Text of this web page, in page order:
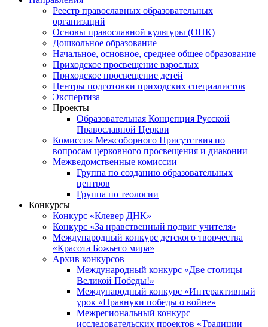
Реестр православных образовательных
организаций
Основы православной культуры (ОПК)
Дошкольное образование
Начальное, основное, среднее общее образование
Приходское просвещение взрослых
Приходское просвещение детей
Центры подготовки приходских специалистов
Экспертиза
Проекты
Образовательная Концепция Русской
Православной Церкви
Комиссия Межсоборного Присутствия по
вопросам церковного просвещения и диаконии
Межведомственные комиссии
Группа по созданию образовательных
центров
Группа по теологии
Конкурсы
Конкурс «Клевер ДНК»
Конкурс «За нравственный подвиг учителя»
Международный конкурс детского творчества
«Красота Божьего мира»
Архив конкурсов
Международный конкурс «Две столицы
Великой Победы!»
Международный конкурс «Интерактивный
урок «Правнуки победы о войне»
Межрегиональный конкурс
исследовательских проектов «Традиции